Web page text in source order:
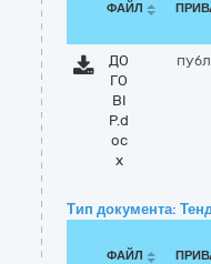
ФАЙЛ
ДО
ГО
ВІ
Р.d
oc
x
Тип документа:
ФАЙЛ